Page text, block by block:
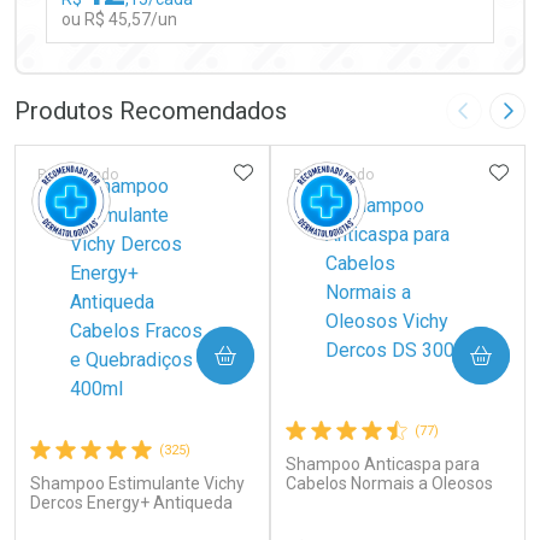
ou R$ 45,57/un
Laboratório
Ativar Desconto
Comprar sem Desconto
Por Menos
Comprar sem Desconto
Produtos Recomendados Imagem
(325)
Shampoo Estimulante Vichy
Dercos Energy+ Antiqueda
Patrocinado ADICIONAR AOS FAVORITOS
COMPRAR
(77)
Shampoo Anticaspa para
Cabelos Normais a Oleosos
Patrocinado
COMPRAR